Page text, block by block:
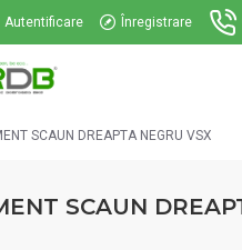
Autentificare Înregistrare
SCAUN DREAPTA NEGRU VSX
SCAUN